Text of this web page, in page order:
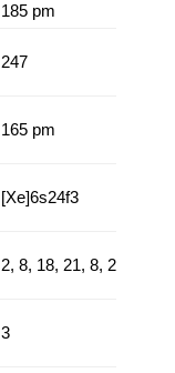
185 pm
247
165 pm
[Xe]6s24f3
2, 8, 18, 21, 8, 2
3